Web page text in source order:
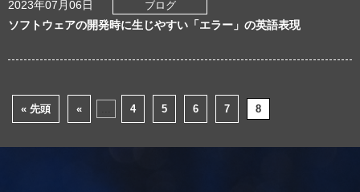
2023年07月06日 ブログ
ソフトウェアの開発時に生じやすい「エラー」の英語表現
« 先頭 « 4 5 6 7 8